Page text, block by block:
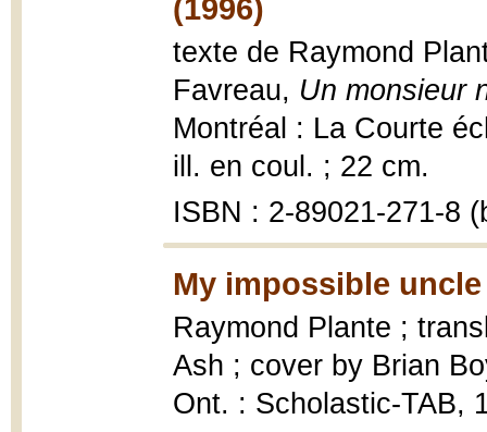
(1996)
texte de Raymond
Favreau, Un monsieur
Montréal : La Courte
ill. en coul. ; 22 cm.
ISBN : 2-89021-271-8
My impossible uncle
Raymond Plante ;
Ash ; cover by Brian
Ont. : Scholastic-TAB,